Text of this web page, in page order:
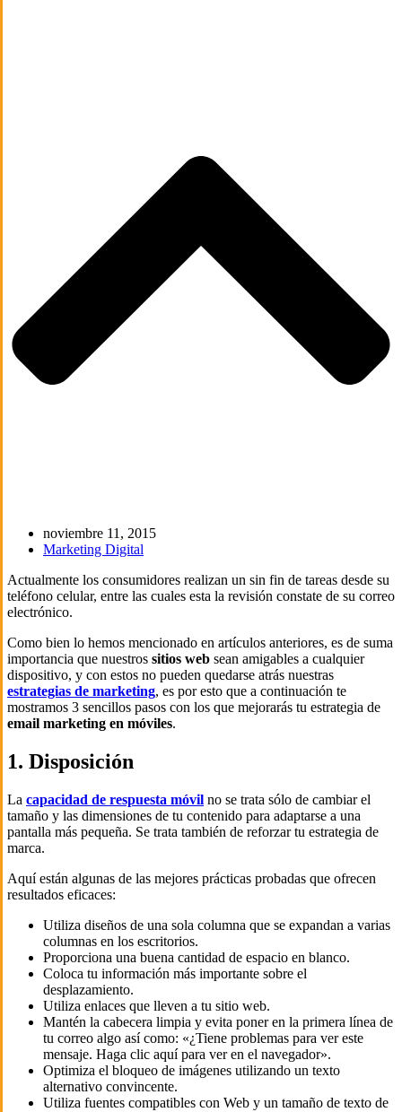
noviembre 11, 2015
Marketing Digital
Actualmente los consumidores realizan un sin fin de tareas desde su
teléfono celular, entre las cuales esta la revisión constate de su correo
electrónico.
Como bien lo hemos mencionado en artículos anteriores, es de suma
importancia que nuestros sitios web sean amigables a cualquier
dispositivo, y con estos no pueden quedarse atrás nuestras
estrategias de marketing, es por esto que a continuación te
mostramos 3 sencillos pasos con los que mejorarás tu estrategia de
email marketing en móviles.
1. Disposición
La capacidad de respuesta móvil no se trata sólo de cambiar el
tamaño y las dimensiones de tu contenido para adaptarse a una
pantalla más pequeña. Se trata también de reforzar tu estrategia de
marca.
Aquí están algunas de las mejores prácticas probadas que ofrecen
resultados eficaces:
Utiliza diseños de una sola columna que se expandan a varias
columnas en los escritorios.
Proporciona una buena cantidad de espacio en blanco.
Coloca tu información más importante sobre el
desplazamiento.
Utiliza enlaces que lleven a tu sitio web.
Mantén la cabecera limpia y evita poner en la primera línea de
tu correo algo así como: «¿Tiene problemas para ver este
mensaje. Haga clic aquí para ver en el navegador».
Optimiza el bloqueo de imágenes utilizando un texto
alternativo convincente.
Utiliza fuentes compatibles con Web y un tamaño de texto de